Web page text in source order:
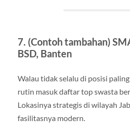
7. (Contoh tambahan)
BSD, Banten
Walau tidak selalu di posisi
rutin masuk daftar top swasta
Lokasinya strategis di wilayah
fasilitasnya modern.